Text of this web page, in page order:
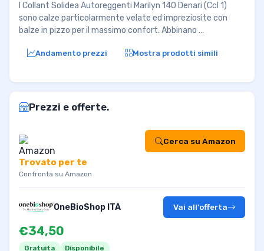
I Collant Solidea Autoreggenti Marilyn 140 Denari (Ccl 1)
sono calze particolarmente velate ed impreziosite con
balze in pizzo per il massimo confort. Abbinano …
Andamento prezzi Mostra prodotti simili
Prezzi e offerte.
Trovato per te
Confronta su Amazon
Cerca su Amazon
OneBioShop ITA
€34,50
Gratuita Disponibile
Vai all'offerta